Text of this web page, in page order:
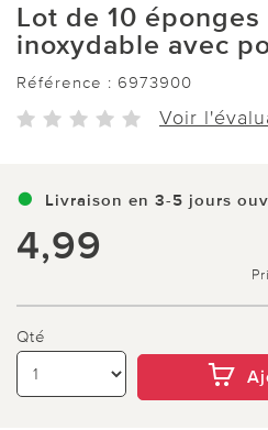
Lot de 10
inoxydable avec
Référence : 6973900
Voir
Livraison en 3-5 jours
4,99
Qté